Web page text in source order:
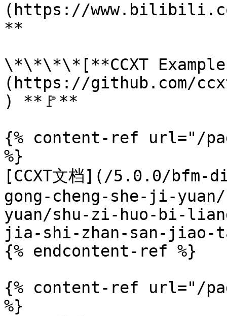
(https://
**
\*\*\*\*[**CCXT
(https://github.com/
) **🚩**
{% content-ref url="/
%}
[CCXT文档](/5.0.0/bfm-
gong-cheng-she-ji-
yuan/shu-zi-huo-bi-
jia-shi-zhan-san-
{% endcontent-ref %}
{% content-ref url="/
%}